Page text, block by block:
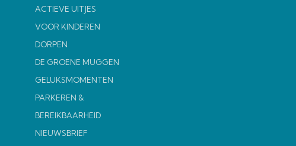
ACTIEVE UITJES
VOOR KINDEREN
DORPEN
DE GROENE MUGGEN
GELUKSMOMENTEN
PARKEREN &
BEREIKBAARHEID
NIEUWSBRIEF